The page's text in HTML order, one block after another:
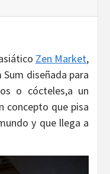
Zen Market,
diseñada para
o cócteles,a un
concepto que pisa
y que llega a